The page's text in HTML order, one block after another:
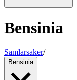
Bensinia
Samlarsaker/
Bensinia